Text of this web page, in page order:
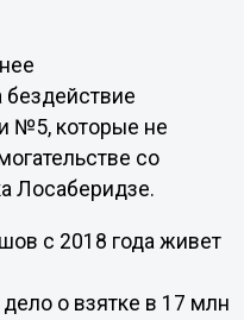
№5, которые не
со
Лосаберидзе.
с 2018 года живет
о взятке в 17 млн